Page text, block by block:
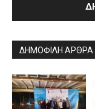
ΔΗΜΟΦΙΛΗ ΑΡΘΡΑ